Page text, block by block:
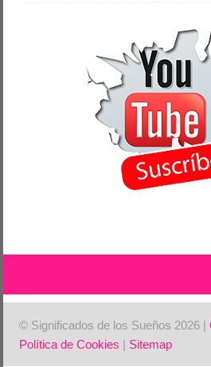
© Significados de los Sueños 2026 |
Política de Cookies | Sitemap